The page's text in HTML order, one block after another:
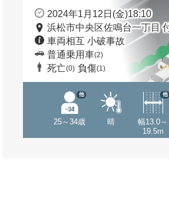
2024年1月12日(金)18:10
浜松市中央区佐鳴台一丁目
車両相互 小破事故
普通乗用車(2)
死亡(0) 負傷(1)
25～34歳
他
晴
幅13.0～
19.5m
他